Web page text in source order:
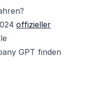
offizieller
GPT finden